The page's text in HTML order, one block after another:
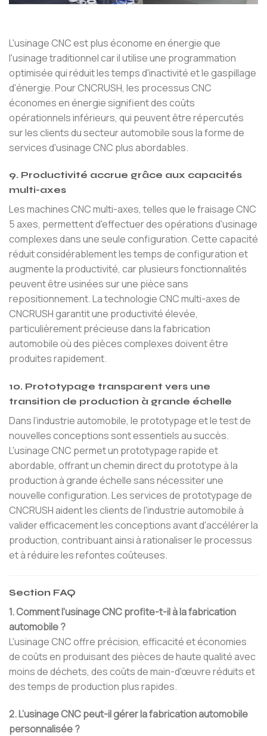
L'usinage CNC est plus économe en énergie que
l'usinage traditionnel car il utilise une programmation
optimisée qui réduit les temps d'inactivité et le gaspillage
d'énergie. Pour CNCRUSH, les processus CNC
économes en énergie signifient des coûts
opérationnels inférieurs, qui peuvent être répercutés
sur les clients du secteur automobile sous la forme de
services d'usinage CNC plus abordables.
9. Productivité accrue grâce aux capacités
multi-axes
Les machines CNC multi-axes, telles que le fraisage CNC
5 axes, permettent d'effectuer des opérations d'usinage
complexes dans une seule configuration. Cette capacité
réduit considérablement les temps de configuration et
augmente la productivité, car plusieurs fonctionnalités
peuvent être usinées sur une pièce sans
repositionnement. La technologie CNC multi-axes de
CNCRUSH garantit une productivité élevée,
particulièrement précieuse dans la fabrication
automobile où des pièces complexes doivent être
produites rapidement.
10. Prototypage transparent vers une
transition de production à grande échelle
Dans l’industrie automobile, le prototypage et le test de
nouvelles conceptions sont essentiels au succès.
L'usinage CNC permet un prototypage rapide et
abordable, offrant un chemin direct du prototype à la
production à grande échelle sans nécessiter une
nouvelle configuration. Les services de prototypage de
CNCRUSH aident les clients de l'industrie automobile à
valider efficacement les conceptions avant d'accélérer la
production, contribuant ainsi à rationaliser le processus
et à réduire les refontes coûteuses.
Section FAQ
1. Comment l'usinage CNC profite-t-il à la fabrication
automobile ?
L'usinage CNC offre précision, efficacité et économies
de coûts en produisant des pièces de haute qualité avec
moins de déchets, des coûts de main-d'œuvre réduits et
des temps de production plus rapides.
2. L’usinage CNC peut-il gérer la fabrication automobile
personnalisée ?